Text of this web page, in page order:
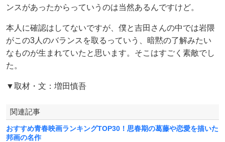
ンスがあったからっていうのは当然あるんですけど。
本人に確認はしてないですが、僕と吉田さんの中では岩隈
がこの3人のバランスを取るっていう、暗黙の了解みたい
なものが生まれていたと思います。そこはすごく素敵でし
た。
▼取材・文：増田慎吾
関連記事
おすすめ青春映画ランキングTOP30！思春期の葛藤や恋愛を描いた
邦画の名作